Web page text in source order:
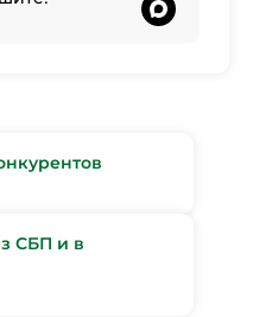
СБП и в